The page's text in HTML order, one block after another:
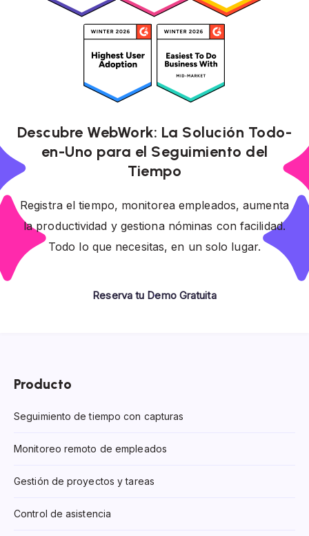
Descubre WebWork: La Solución Todo-
en-Uno para el Seguimiento del
Tiempo
Registra el tiempo, monitorea empleados, aumenta
la productividad y gestiona nóminas con facilidad.
Todo lo que necesitas, en un solo lugar.
Reserva tu Demo Gratuita
Producto
Seguimiento de tiempo con capturas
Monitoreo remoto de empleados
Gestión de proyectos y tareas
Control de asistencia